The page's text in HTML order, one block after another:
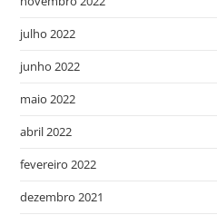
julho 2022
junho 2022
maio 2022
abril 2022
fevereiro 2022
dezembro 2021